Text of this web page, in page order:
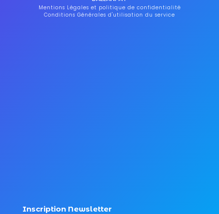
Mentions Légales et politique de confidentialité
Conditions Générales d'utilisation du service
Inscription Newsletter